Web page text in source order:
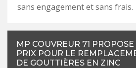
sans engagement et sans frais.
MP COUVREUR 71
PRIX POUR LE
DE GOUTTIÈRES EN ZINC